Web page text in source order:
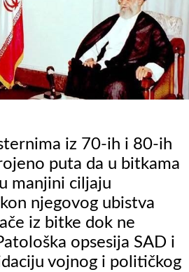
iz 70-ih i 80-ih
puta da u bitkama
manjini ciljaju
njegovog ubistva
iz bitke dok ne
opsesija SAD i
vojnog i političkog